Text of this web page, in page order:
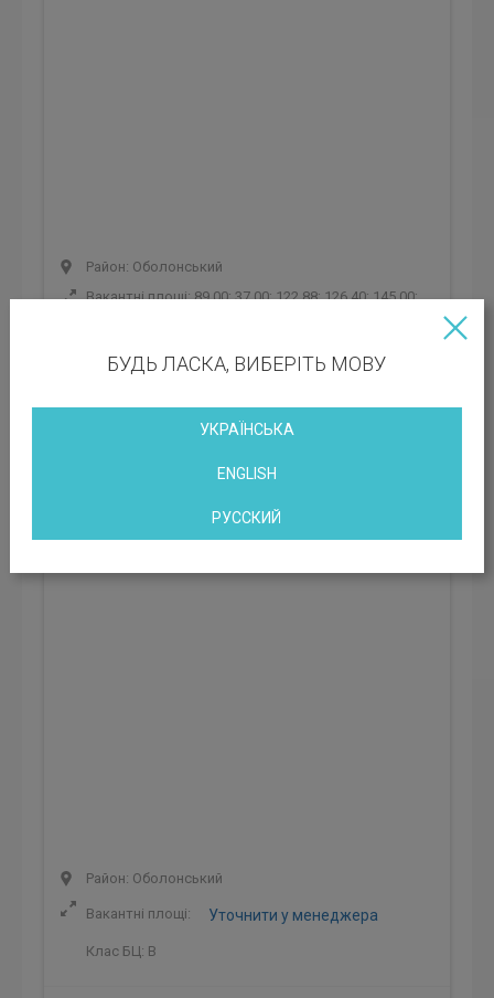
Район: Оболонський
Вакантні площі: 89.00; 37.00; 122.88; 126.40; 145.00;
Орендна ставка: 623 грн
Експлуатаційні платежі: 201 грн
Район: Оболонський
Вакантні площі: Уточнити у менеджера
Клас БЦ: B
БУДЬ ЛАСКА, ВИБЕРІТЬ МОВУ
УКРАЇНСЬКА
ENGLISH
РУССКИЙ